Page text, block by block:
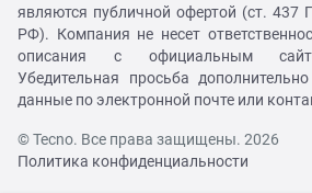
являются публичной офертой (ст. 437
РФ). Компания не несет
описания с официальным
Убедительная просьба
данные по электронной почте или
© Tecno. Все права защищены. 2026
Политика конфиденциальности